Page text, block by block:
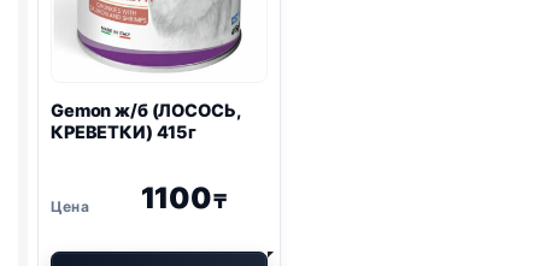
Gemon ж/б (ЛОСОСЬ,
КРЕВЕТКИ) 415г
1100₸